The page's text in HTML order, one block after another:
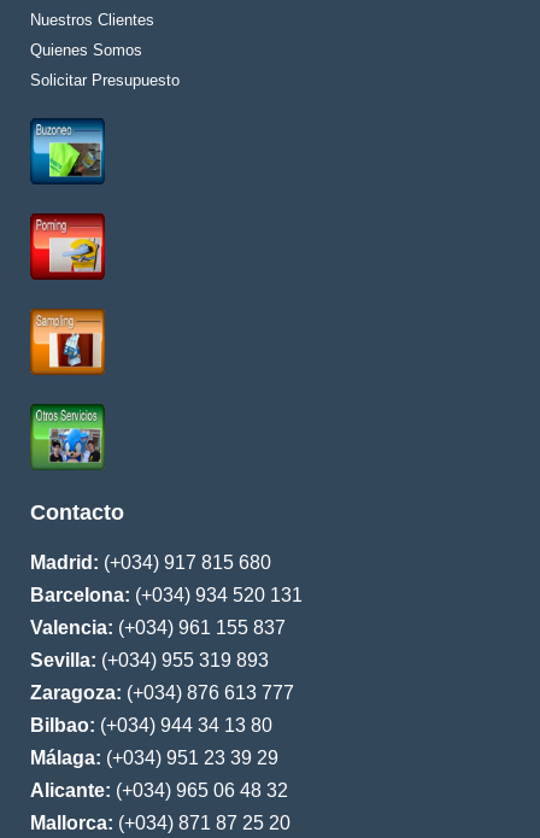
Nuestros Clientes
Quienes Somos
Solicitar Presupuesto
Contacto
Madrid: (+034) 917 815 680
Barcelona: (+034) 934 520 131
Valencia: (+034) 961 155 837
Sevilla: (+034) 955 319 893
Zaragoza: (+034) 876 613 777
Bilbao: (+034) 944 34 13 80
Málaga: (+034) 951 23 39 29
Alicante: (+034) 965 06 48 32
Mallorca: (+034) 871 87 25 20